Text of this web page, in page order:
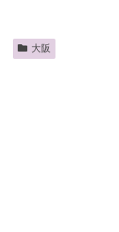
大阪